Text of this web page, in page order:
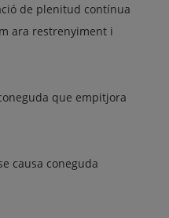
de plenitud contínua
ara restrenyiment i
que empitjora
causa coneguda